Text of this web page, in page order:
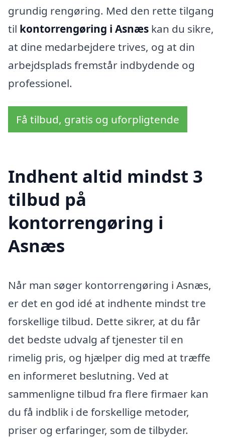
grundig rengøring. Med den rette tilgang
til kontorrengøring i Asnæs kan du sikre,
at dine medarbejdere trives, og at din
arbejdsplads fremstår indbydende og
professionel.
Få tilbud, gratis og uforpligtende
Indhent altid mindst 3
tilbud på
kontorrengøring i
Asnæs
Når man søger kontorrengøring i Asnæs,
er det en god idé at indhente mindst tre
forskellige tilbud. Dette sikrer, at du får
det bedste udvalg af tjenester til en
rimelig pris, og hjælper dig med at træffe
en informeret beslutning. Ved at
sammenligne tilbud fra flere firmaer kan
du få indblik i de forskellige metoder,
priser og erfaringer, som de tilbyder.